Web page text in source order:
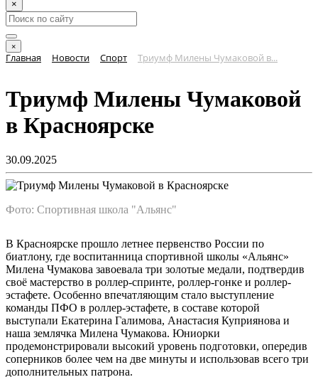
×
×
Главная Новости Спорт Триумф Милены Чумаковой в...
Триумф Милены Чумаковой
в Красноярске
30.09.2025
Фото: Спортивная школа "Альянс"
В Красноярске прошло летнее первенство России по
биатлону, где воспитанница спортивной школы «Альянс»
Милена Чумакова завоевала три золотые медали, подтвердив
своё мастерство в роллер-спринте, роллер-гонке и роллер-
эстафете. Особенно впечатляющим стало выступление
команды ПФО в роллер-эстафете, в составе которой
выступали Екатерина Галимова, Анастасия Куприянова и
наша землячка Милена Чумакова. Юниорки
продемонстрировали высокий уровень подготовки, опередив
соперников более чем на две минуты и использовав всего три
дополнительных патрона.